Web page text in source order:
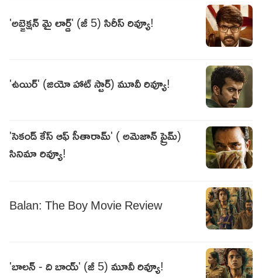
'అబ్జెక్షన్ మై లార్డ్' (జీ 5) సిరీస్ రివ్యూ!
'ఉయిర్' (జియో హాట్ స్టార్) మూవీ రివ్యూ!
'సెకండ్ కేస్ ఆఫ్ సీతారామ్' ( అమెజాన్ ప్రైమ్)
సినిమా రివ్యూ!
Balan: The Boy Movie Review
'బాలన్ - ది బాయ్' (జీ 5) మూవీ రివ్యూ!